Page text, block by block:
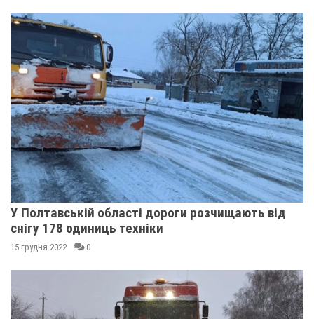
У Полтавській області дороги розчищають від
снігу 178 одиниць техніки
15 грудня 2022 0